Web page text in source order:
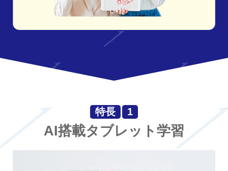
特長 1
AI搭載タブレット学習